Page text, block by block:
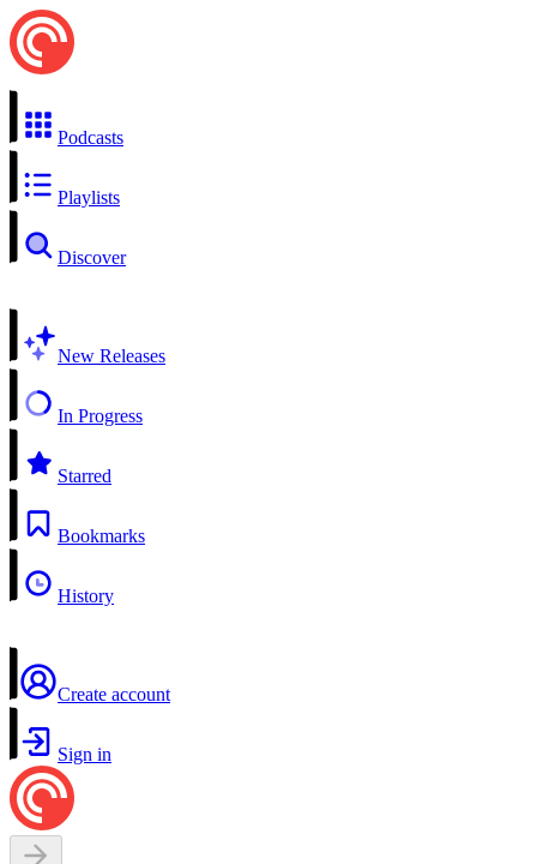
Podcasts
Playlists
Discover
New Releases
In Progress
Starred
Bookmarks
History
Create account
Sign in